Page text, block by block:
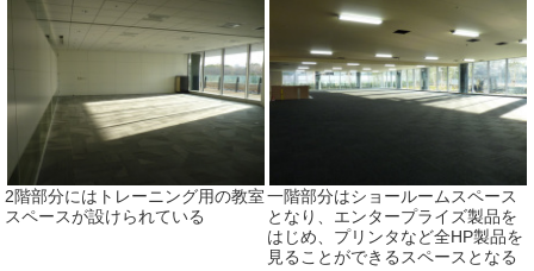
2階部分にはトレーニング用の教室
スペースが設けられている
一階部分はショールームスペース
となり、エンタープライズ製品を
はじめ、プリンタなど全HP製品を
見ることができるスペースとなる